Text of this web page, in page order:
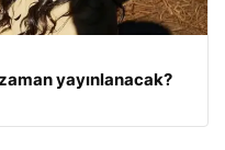
yayınlanacak?